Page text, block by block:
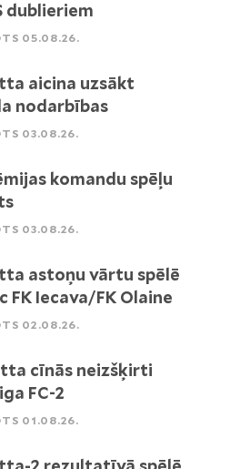
dublieriem
05.08.26.
aicina uzsākt
nodarbības
03.08.26.
komandu spēļu
03.08.26.
astoņu vārtu spēlē
FK Iecava/FK Olaine
02.08.26.
cīnās neizšķirti
FC-2
01.08.26.